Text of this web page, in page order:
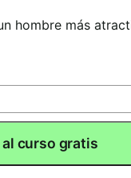
hombre más
curso gratis